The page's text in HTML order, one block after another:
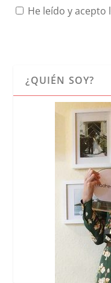
He leído y acepto
¿QUIÉN SOY?